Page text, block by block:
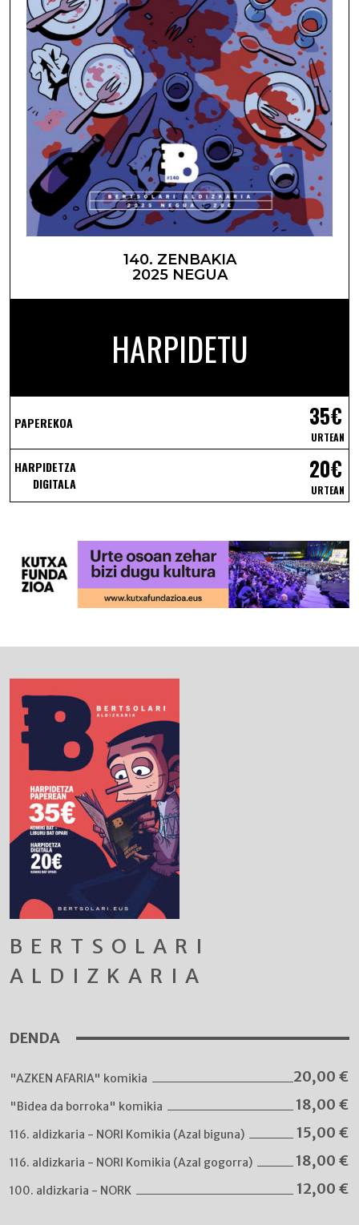
140. ZENBAKIA
2025 NEGUA
HARPIDETU
PAPEREKOA 35€
URTEAN
HARPIDETZA
DIGITALA
20€
URTEAN
BERTSOLARI
ALDIZKARIA
DENDA
"AZKEN AFARIA" komikia 20,00 €
"Bidea da borroka" komikia 18,00 €
116. aldizkaria - NORI Komikia (Azal biguna) 15,00 €
116. aldizkaria - NORI Komikia (Azal gogorra) 18,00 €
100. aldizkaria - NORK 12,00 €